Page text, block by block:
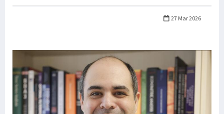
27 Mar 2026